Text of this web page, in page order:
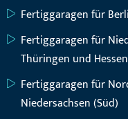
Fertiggaragen für
Fertiggaragen für
Thüringen und Hessen
Fertiggaragen für
Niedersachsen (Süd)